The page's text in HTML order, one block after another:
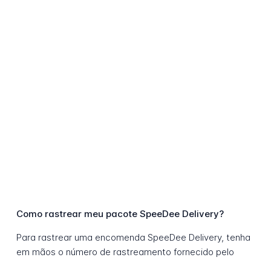
Como rastrear meu pacote SpeeDee Delivery?
Para rastrear uma encomenda SpeeDee Delivery, tenha
em mãos o número de rastreamento fornecido pelo